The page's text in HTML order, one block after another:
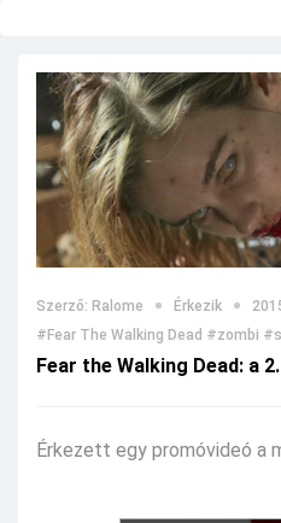
Szerző: Ralome Érkezik
#Fear The Walking Dead #zombi
Fear the Walking Dead: a
Érkezett egy promóvideó a